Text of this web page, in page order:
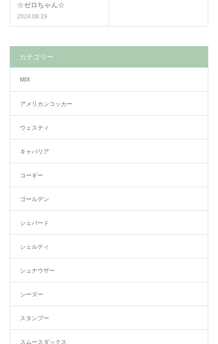
☆ゼロちゃん☆
2024.08.19
カテゴリー
MIX
アメリカンコッカー
ウェスティ
キャバリア
コーギー
ゴールデン
シェパード
シェルティ
シュナウザー
シーズー
スタンプー
スムースダックス